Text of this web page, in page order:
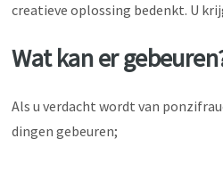
creatieve oplossing bedenkt. U
Wat kan er
Als u verdacht wordt van
dingen gebeuren;